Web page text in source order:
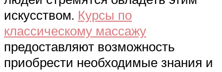
искусством. Курсы по
классическому массажу
предоставляют возможность
приобрести необходимые знания и